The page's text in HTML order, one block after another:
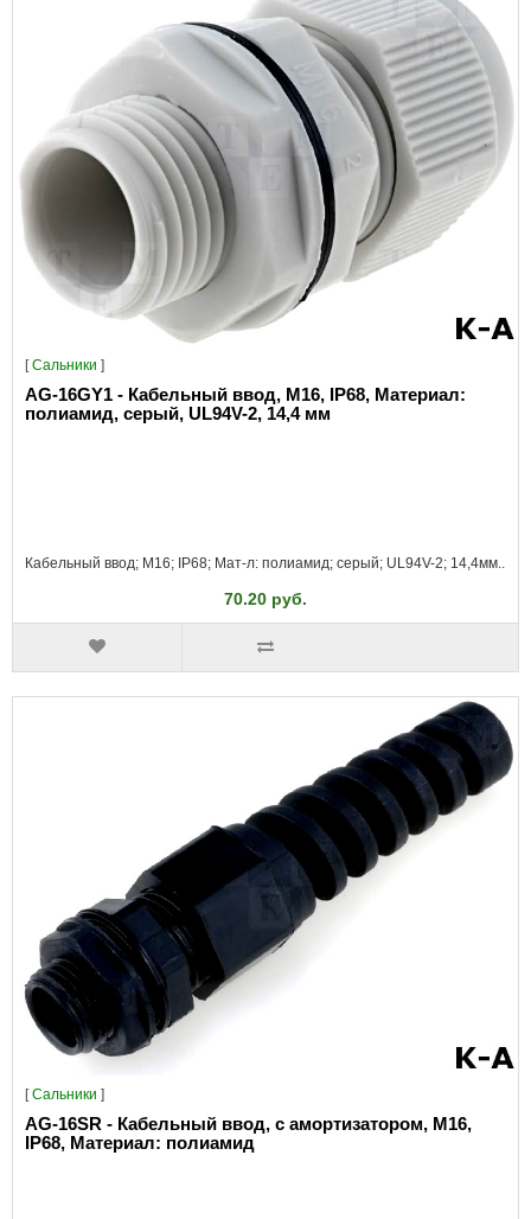
[Сальники ]
AG-16GY1 - Кабельный ввод, M16, IP68, Материал:
полиамид, серый, UL94V-2, 14,4 мм
Кабельный ввод; M16; IP68; Мат-л: полиамид; серый; UL94V-2; 14,4мм..
70.20 руб.
[Сальники ]
AG-16SR - Кабельный ввод, с амортизатором, M16,
IP68, Материал: полиамид